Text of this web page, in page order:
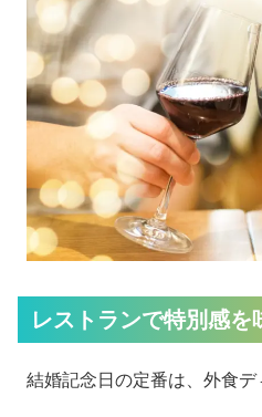
レストランで特別感を
結婚記念日の定番は、外食デ